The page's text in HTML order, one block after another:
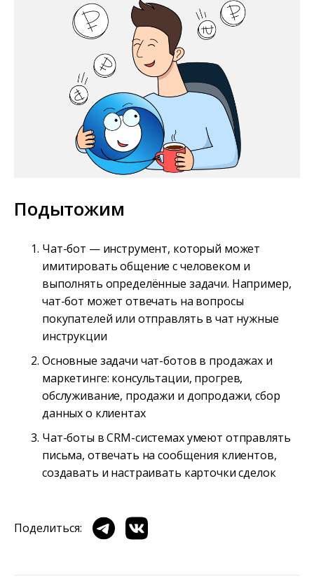
Подытожим
Чат-бот — инструмент, который может
имитировать общение с человеком и
выполнять определённые задачи. Например,
чат-бот может отвечать на вопросы
покупателей или отправлять в чат нужные
инструкции
Основные задачи чат-ботов в продажах и
маркетинге: консультации, прогрев,
обслуживание, продажи и допродажи, сбор
данных о клиентах
Чат-боты в CRM-системах умеют отправлять
письма, отвечать на сообщения клиентов,
создавать и настраивать карточки сделок
Поделиться: